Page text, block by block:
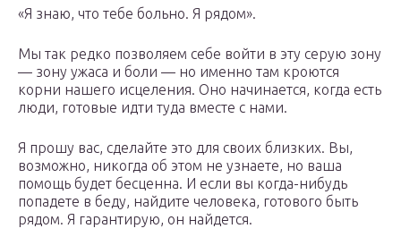
«Я знаю, что тебе больно. Я рядом».
Мы так редко позволяем себе войти в эту серую зону
— зону ужаса и боли — но именно там кроются
корни нашего исцеления. Оно начинается, когда есть
люди, готовые идти туда вместе с нами.
Я прошу вас, сделайте это для своих близких. Вы,
возможно, никогда об этом не узнаете, но ваша
помощь будет бесценна. И если вы когда-нибудь
попадете в беду, найдите человека, готового быть
рядом. Я гарантирую, он найдется.